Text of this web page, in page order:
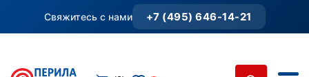
Свяжитесь с нами +7 (495) 646-14-21